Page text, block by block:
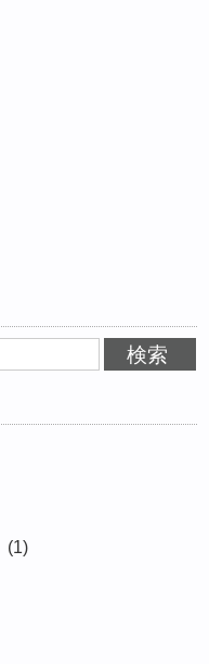
(1)